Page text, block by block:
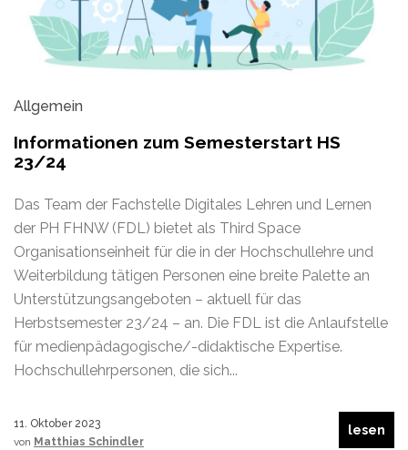
Allgemein
Informationen zum Semesterstart HS
23/24
Das Team der Fachstelle Digitales Lehren und Lernen
der PH FHNW (FDL) bietet als Third Space
Organisationseinheit für die in der Hochschullehre und
Weiterbildung tätigen Personen eine breite Palette an
Unterstützungsangeboten – aktuell für das
Herbstsemester 23/24 – an. Die FDL ist die Anlaufstelle
für medienpädagogische/-didaktische Expertise.
Hochschullehrpersonen, die sich...
11. Oktober 2023
von Matthias Schindler
lesen